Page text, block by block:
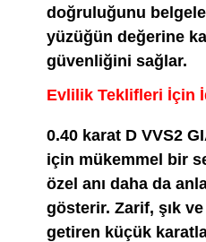
doğruluğunu
yüzüğün değerine
güvenliğini sağlar.
Evlilik Teklifleri İçin
0.40 karat D VVS2
için mükemmel bir
özel anı daha da
gösterir. Zarif, şık
getiren küçük